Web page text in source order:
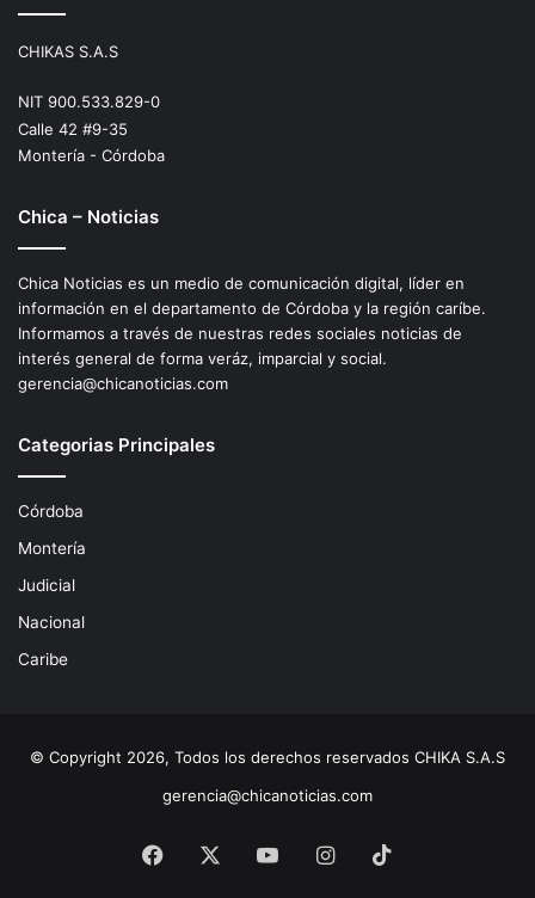
CHIKAS S.A.S
NIT 900.533.829-0
Calle 42 #9-35
Montería - Córdoba
Chica – Noticias
Chica Noticias es un medio de comunicación digital, líder en
información en el departamento de Córdoba y la región caríbe.
Informamos a través de nuestras redes sociales noticias de
interés general de forma veráz, imparcial y social.
gerencia@chicanoticias.com
Categorias Principales
Córdoba
Montería
Judicial
Nacional
Caribe
© Copyright 2026, Todos los derechos reservados CHIKA S.A.S
gerencia@chicanoticias.com
Facebook YouTubeInstagram